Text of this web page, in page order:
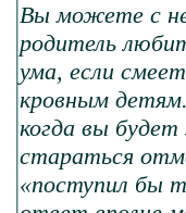
Вы можете с
родитель
ума, если
кровным
когда вы будет
стараться
«поступил бы